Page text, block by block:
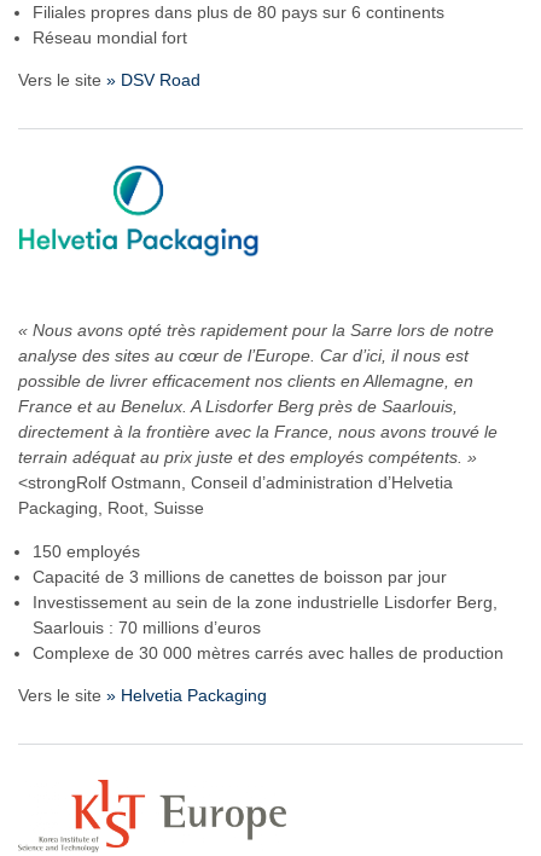
Filiales propres dans plus de 80 pays sur 6 continents
Réseau mondial fort
Vers le site » DSV Road
« Nous avons opté très rapidement pour la Sarre lors de notre
analyse des sites au cœur de l’Europe. Car d’ici, il nous est
possible de livrer efficacement nos clients en Allemagne, en
France et au Benelux. A Lisdorfer Berg près de Saarlouis,
directement à la frontière avec la France, nous avons trouvé le
terrain adéquat au prix juste et des employés compétents. »
<strongRolf Ostmann, Conseil d’administration d’Helvetia
Packaging, Root, Suisse
150 employés
Capacité de 3 millions de canettes de boisson par jour
Investissement au sein de la zone industrielle Lisdorfer Berg,
Saarlouis : 70 millions d’euros
Complexe de 30 000 mètres carrés avec halles de production
Vers le site » Helvetia Packaging